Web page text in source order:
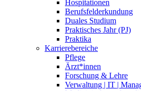
Hospitationen
Berufsfelderkundung
Duales Studium
Praktisches Jahr (PJ)
Praktika
Karrierebereiche
Pflege
Ärzt*innen
Forschung & Lehre
Verwaltung | IT |